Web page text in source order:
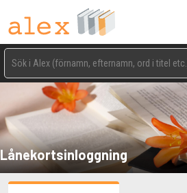
Lånekortsinloggning